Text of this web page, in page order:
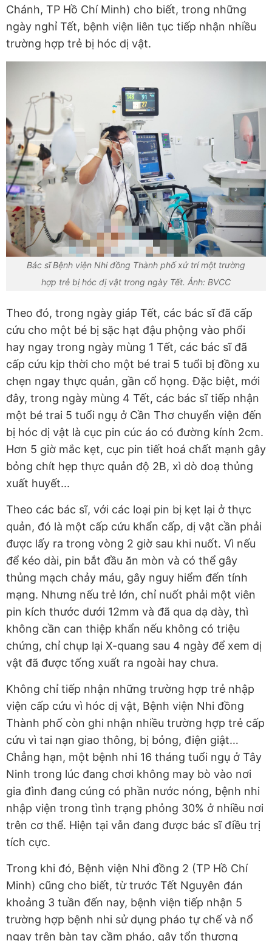
Chánh, TP Hồ Chí Minh) cho biết, trong những
ngày nghỉ Tết, bệnh viện liên tục tiếp nhận nhiều
trường hợp trẻ bị hóc dị vật.
Bác sĩ Bệnh viện Nhi đồng Thành phố xử trí một trường
hợp trẻ bị hóc dị vật trong ngày Tết. Ảnh: BVCC
Theo đó, trong ngày giáp Tết, các bác sĩ đã cấp
cứu cho một bé bị sặc hạt đậu phộng vào phổi
hay ngay trong ngày mùng 1 Tết, các bác sĩ đã
cấp cứu kịp thời cho một bé trai 5 tuổi bị đồng xu
chẹn ngay thực quản, gần cổ họng. Đặc biệt, mới
đây, trong ngày mùng 4 Tết, các bác sĩ tiếp nhận
một bé trai 5 tuổi ngụ ở Cần Thơ chuyển viện đến
bị hóc dị vật là cục pin cúc áo có đường kính 2cm.
Hơn 5 giờ mắc kẹt, cục pin tiết hoá chất mạnh gây
bỏng chít hẹp thực quản độ 2B, xì dò doạ thủng
xuất huyết...
Theo các bác sĩ, với các loại pin bị kẹt lại ở thực
quản, đó là một cấp cứu khẩn cấp, dị vật cần phải
được lấy ra trong vòng 2 giờ sau khi nuốt. Vì nếu
để kéo dài, pin bắt đầu ăn mòn và có thể gây
thủng mạch chảy máu, gây nguy hiểm đến tính
mạng. Nhưng nếu trẻ lớn, chỉ nuốt phải một viên
pin kích thước dưới 12mm và đã qua dạ dày, thì
không cần can thiệp khẩn nếu không có triệu
chứng, chỉ chụp lại X-quang sau 4 ngày để xem dị
vật đã được tống xuất ra ngoài hay chưa.
Không chỉ tiếp nhận những trường hợp trẻ nhập
viện cấp cứu vì hóc dị vật, Bệnh viện Nhi đồng
Thành phố còn ghi nhận nhiều trường hợp trẻ cấp
cứu vì tai nạn giao thông, bị bỏng, điện giật…
Chẳng hạn, một bệnh nhi 16 tháng tuổi ngụ ở Tây
Ninh trong lúc đang chơi không may bò vào nơi
gia đình đang cúng có phần nước nóng, bệnh nhi
nhập viện trong tình trạng phỏng 30% ở nhiều nơi
trên cơ thể. Hiện tại vẫn đang được bác sĩ điều trị
tích cực.
Trong khi đó, Bệnh viện Nhi đồng 2 (TP Hồ Chí
Minh) cũng cho biết, từ trước Tết Nguyên đán
khoảng 3 tuần đến nay, bệnh viện tiếp nhận 5
trường hợp bệnh nhi sử dụng pháo tự chế và nổ
ngay trên bàn tay cầm pháo, gây tổn thương